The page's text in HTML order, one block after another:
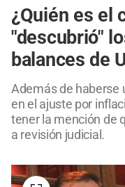
¿Quién es el
"descubrió"
balances de
Además de haberse
en el ajuste por
tener la mención de
a revisión judicial.